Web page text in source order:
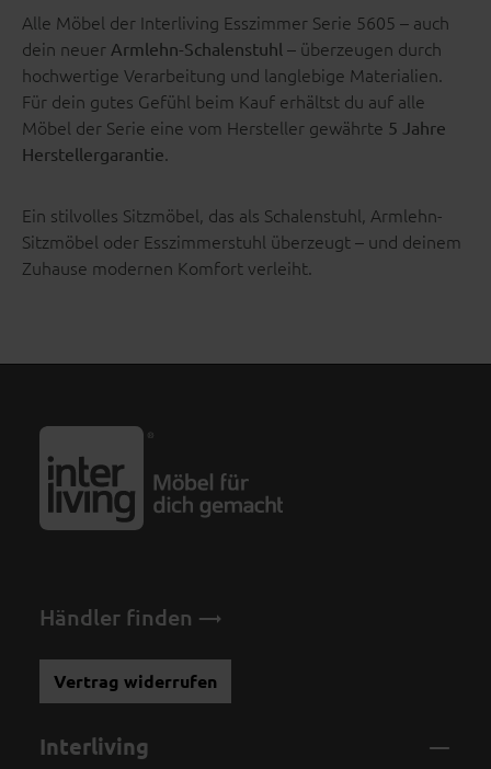
Alle Möbel der Interliving Esszimmer Serie 5605 – auch
dein neuer Armlehn-Schalenstuhl – überzeugen durch
hochwertige Verarbeitung und langlebige Materialien.
Für dein gutes Gefühl beim Kauf erhältst du auf alle
Möbel der Serie eine vom Hersteller gewährte 5 Jahre
Herstellergarantie.
Ein stilvolles Sitzmöbel, das als Schalenstuhl, Armlehn-
Sitzmöbel oder Esszimmerstuhl überzeugt – und deinem
Zuhause modernen Komfort verleiht.
Händler finden
Vertrag widerrufen
Interliving